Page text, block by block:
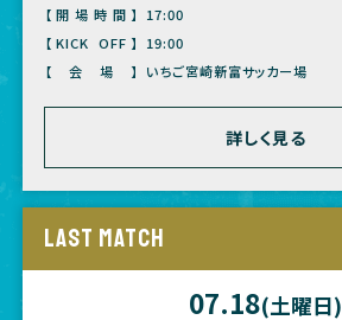
【開場時間】
17:00
【KICK OFF】
19:00
【会場】
いちご宮崎新富サッカー場
詳しく見る
LAST MATCH
07.18(土曜日)